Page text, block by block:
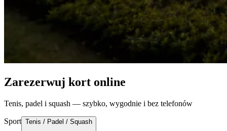
Zarezerwuj kort online
Tenis, padel i squash — szybko, wygodnie i bez telefonów
Sport Tenis / Padel / Squash